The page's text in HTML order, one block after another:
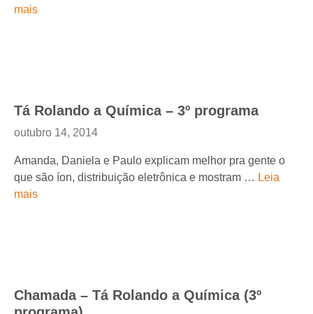
mais
Tá Rolando a Química – 3º programa
outubro 14, 2014
Amanda, Daniela e Paulo explicam melhor pra gente o
que são íon, distribuição eletrônica e mostram … Leia
mais
Chamada – Tá Rolando a Química (3º